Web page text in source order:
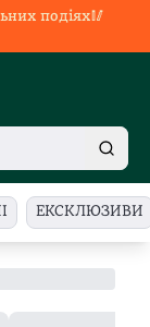
подіях🥢
ЕКСКЛЮЗИВИ